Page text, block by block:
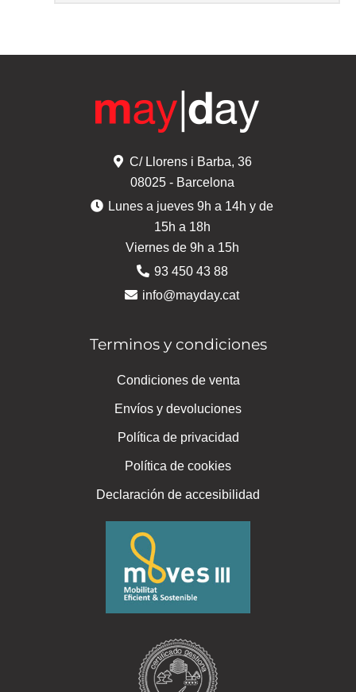
C/ Llorens i Barba, 36
08025 - Barcelona
Lunes a jueves 9h a 14h y de
15h a 18h
Viernes de 9h a 15h
93 450 43 88
info@mayday.cat
Terminos y condiciones
Condiciones de venta
Envíos y devoluciones
Política de privacidad
Política de cookies
Declaración de accesibilidad